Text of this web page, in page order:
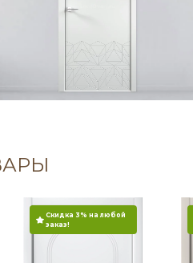
Скидка 3% на любой
заказ!